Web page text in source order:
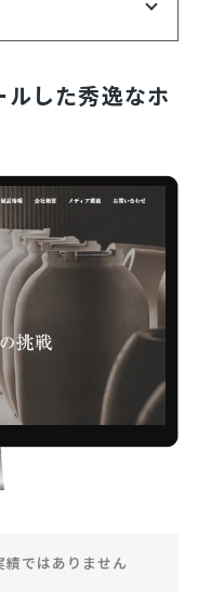
した秀逸なホ
績ではありません